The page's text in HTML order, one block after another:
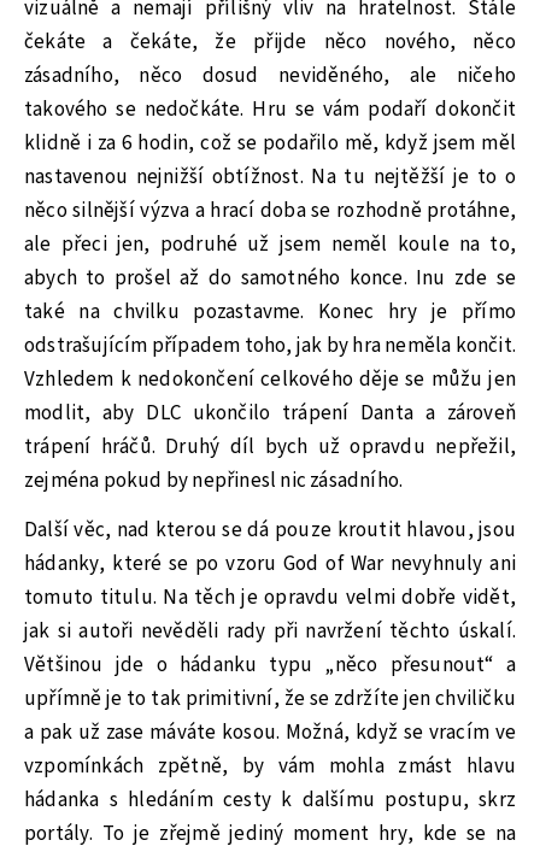
vizuálně a nemají přílišný vliv na hratelnost. Stále
čekáte a čekáte, že přijde něco nového, něco
zásadního, něco dosud neviděného, ale ničeho
takového se nedočkáte. Hru se vám podaří dokončit
klidně i za 6 hodin, což se podařilo mě, když jsem měl
nastavenou nejnižší obtížnost. Na tu nejtěžší je to o
něco silnější výzva a hrací doba se rozhodně protáhne,
ale přeci jen, podruhé už jsem neměl koule na to,
abych to prošel až do samotného konce. Inu zde se
také na chvilku pozastavme. Konec hry je přímo
odstrašujícím případem toho, jak by hra neměla končit.
Vzhledem k nedokončení celkového děje se můžu jen
modlit, aby DLC ukončilo trápení Danta a zároveň
trápení hráčů. Druhý díl bych už opravdu nepřežil,
zejména pokud by nepřinesl nic zásadního.
Další věc, nad kterou se dá pouze kroutit hlavou, jsou
hádanky, které se po vzoru God of War nevyhnuly ani
tomuto titulu. Na těch je opravdu velmi dobře vidět,
jak si autoři nevěděli rady při navržení těchto úskalí.
Většinou jde o hádanku typu „něco přesunout“ a
upřímně je to tak primitivní, že se zdržíte jen chviličku
a pak už zase máváte kosou. Možná, když se vracím ve
vzpomínkách zpětně, by vám mohla zmást hlavu
hádanka s hledáním cesty k dalšímu postupu, skrz
portály. To je zřejmě jediný moment hry, kde se na